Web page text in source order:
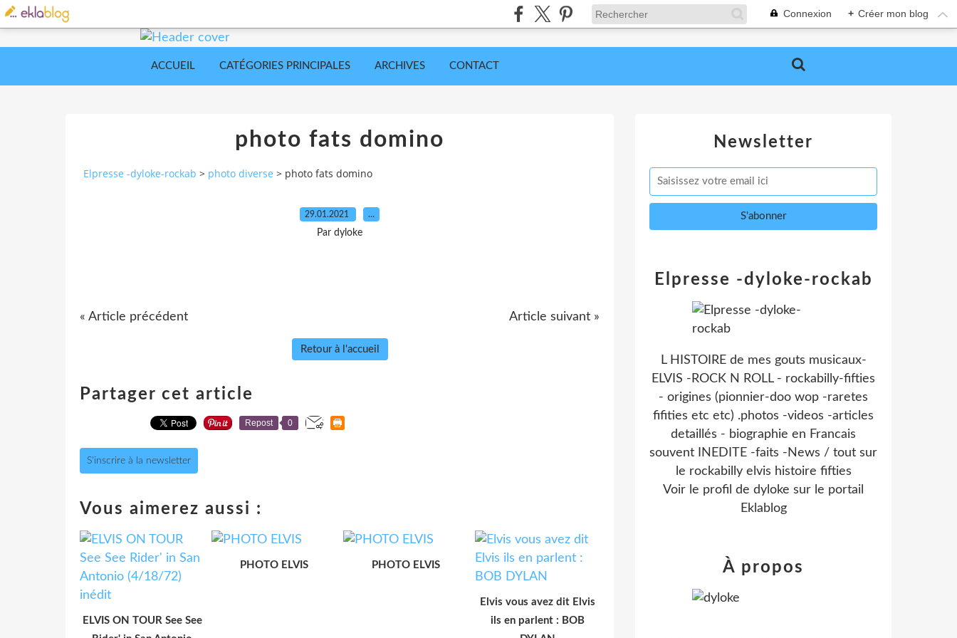
Connexion + Créer mon blog
ACCUEIL CATÉGORIES PRINCIPALES ARCHIVES CONTACT
photo fats domino
Elpresse -dyloke-rockab > photo diverse > photo fats domino
29.01.2021 …
Par dyloke
« Article précédent Article suivant »
Retour à l'accueil
Partager cet article
Repost 0
S'inscrire à la newsletter
Vous aimerez aussi :
ELVIS ON TOUR See See
PHOTO ELVIS PHOTO ELVIS
Elvis vous avez dit Elvis
ils en parlent : BOB
Newsletter
Elpresse -dyloke-rockab
L HISTOIRE de mes gouts musicaux-
ELVIS -ROCK N ROLL - rockabilly-fifties
- origines (pionnier-doo wop -raretes
fifities etc etc) .photos -videos -articles
detaillés - biographie en Francais
souvent INEDITE -faits -News / tout sur
le rockabilly elvis histoire fifties
Voir le profil de dyloke sur le portail
Eklablog
À propos